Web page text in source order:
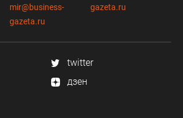
mir@business-
gazeta.ru
gazeta.ru
twitter
дзен